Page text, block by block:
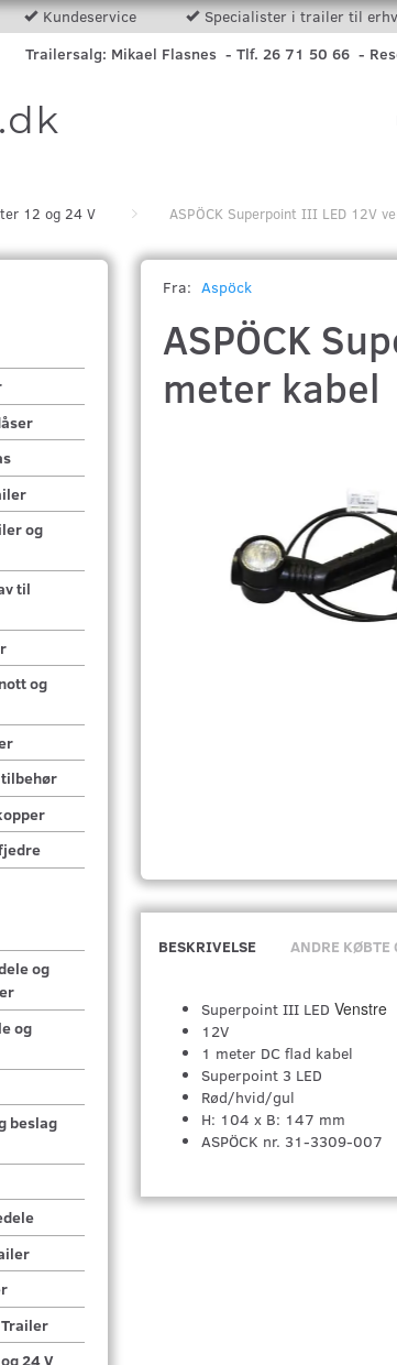
Kundeservice Specialister i trailer til
Trailersalg: Mikael Flasnes - Tlf. 26 71 50 66 -
12 og 24 V ASPÖCK Superpoint III LED 12V
og
til
og
og
og
beslag
24 V
Fra: Aspöck
ASPÖCK
meter kabel
BESKRIVELSE ANDRE KØBTE
Superpoint III LED Venstre
12V
1 meter DC flad kabel
Superpoint 3 LED
Rød/hvid/gul
H: 104 x B: 147 mm
ASPÖCK nr. 31-3309-007